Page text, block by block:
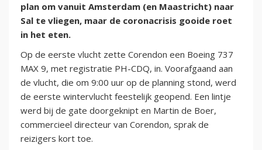
plan om vanuit Amsterdam (en Maastricht) naar
Sal te vliegen, maar de coronacrisis gooide roet
in het eten.
Op de eerste vlucht zette Corendon een Boeing 737
MAX 9, met registratie PH-CDQ, in. Voorafgaand aan
de vlucht, die om 9:00 uur op de planning stond, werd
de eerste wintervlucht feestelijk geopend. Een lintje
werd bij de gate doorgeknipt en Martin de Boer,
commercieel directeur van Corendon, sprak de
reizigers kort toe.